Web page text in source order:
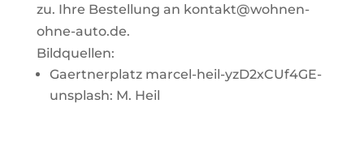
zu. Ihre Bestellung an kontakt@wohnen-
ohne-auto.de.
Bildquellen:
Gaertnerplatz marcel-heil-yzD2xCUf4GE-
unsplash: M. Heil